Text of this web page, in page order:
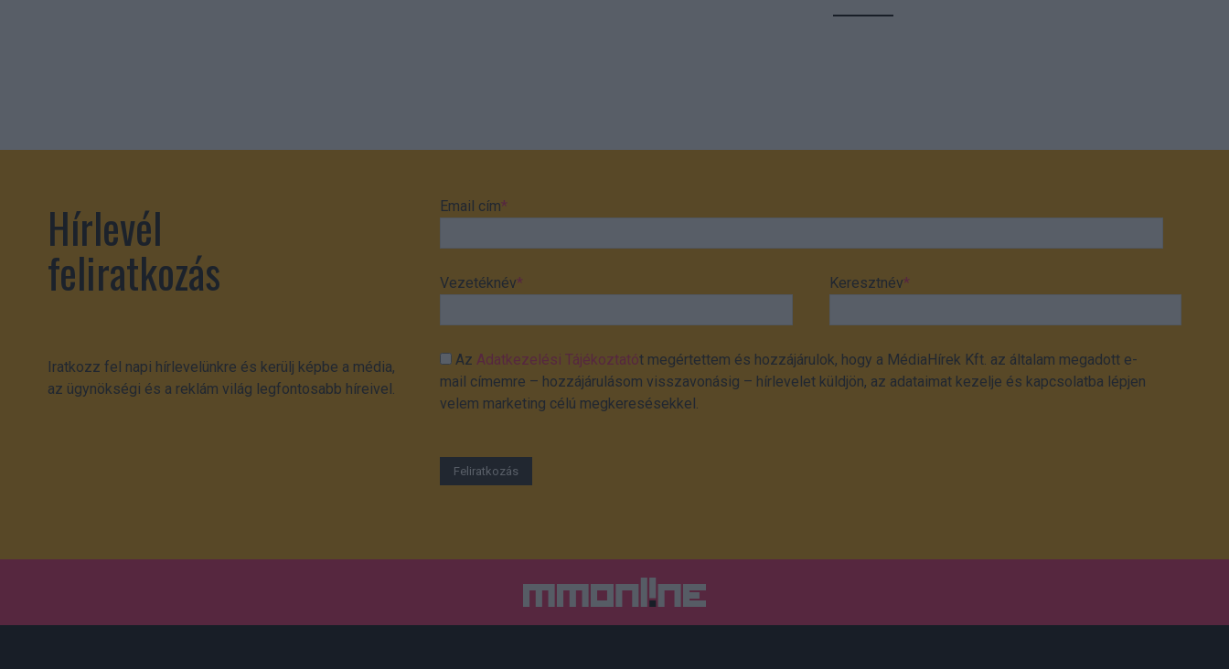
Hírlevél
feliratkozás
Iratkozz fel napi hírlevelünkre és kerülj képbe a média,
az ügynökségi és a reklám világ legfontosabb híreivel.
Email cím*
Vezetéknév* Keresztnév*
AzAdatkezelési Tájékoztatót megértettem és hozzájárulok, hogy a MédiaHírek Kft. az általam megadott e-
mail címemre – hozzájárulásom visszavonásig – hírlevelet küldjön, az adataimat kezelje és kapcsolatba lépjen
velem marketing célú megkeresésekkel.